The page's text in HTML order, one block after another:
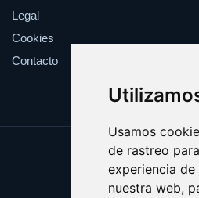
Usamos
de rastreo
experiencia
nuestra web,
Legal
Cookies
Contacto
Update cookies
Copyright © 2025